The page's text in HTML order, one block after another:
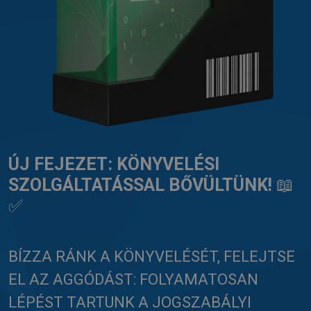
ÚJ FEJEZET: KÖNYVELÉSI
SZOLGÁLTATÁSSAL BŐVÜLTÜNK! 📖
✅
BÍZZA RÁNK A KÖNYVELÉSÉT, FELEJTSE
EL AZ AGGÓDÁST: FOLYAMATOSAN
LÉPÉST TARTUNK A JOGSZABÁLYI